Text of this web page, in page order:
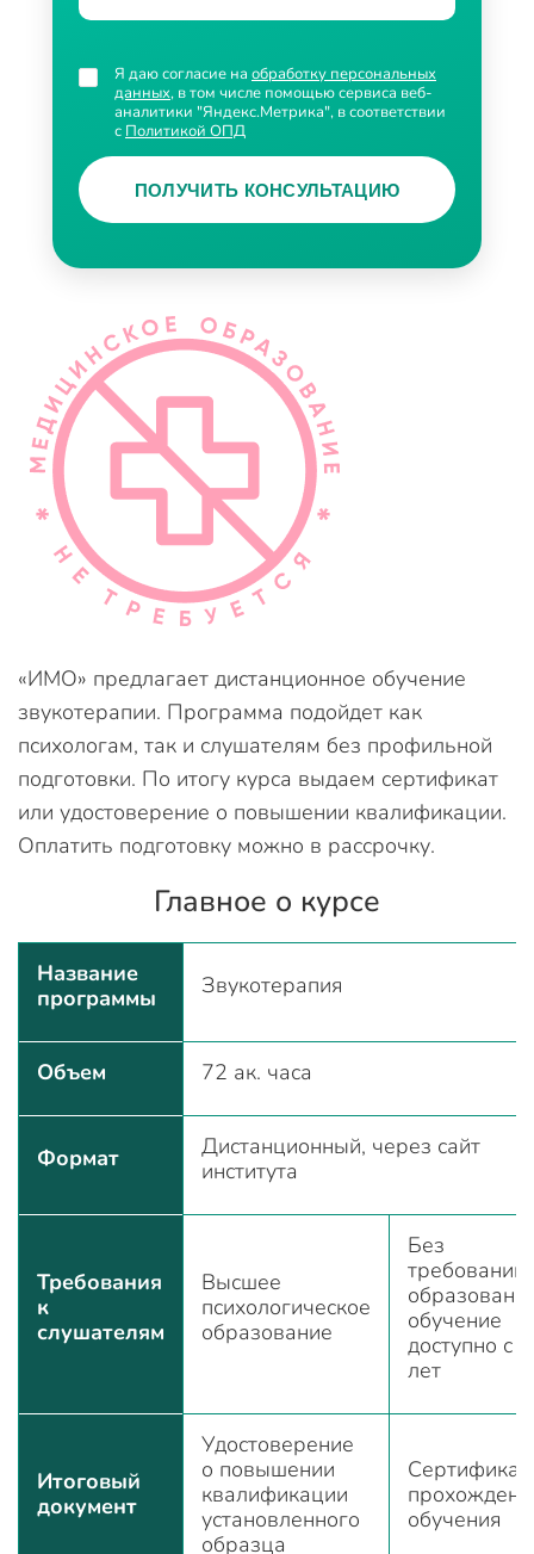
Я даю согласие на обработку персональных
данных, в том числе помощью сервиса веб-
аналитики "Яндекс.Метрика", в соответствии
с Политикой ОПД
ПОЛУЧИТЬ КОНСУЛЬТАЦИЮ
«ИМО» предлагает дистанционное обучение
звукотерапии. Программа подойдет как
психологам, так и слушателям без профильной
подготовки. По итогу курса выдаем сертификат
или удостоверение о повышении квалификации.
Оплатить подготовку можно в рассрочку.
Главное о курсе
Название
программы
Звукотерапия
Объем 72 ак. часа
Формат
Дистанционный, через сайт
института
Требования
к
слушателям
Высшее
психологическое
образование
Без
требований
обучение
доступно с
лет
Итоговый
документ
Удостоверение
о повышении
квалификации
установленного
образца
обучения